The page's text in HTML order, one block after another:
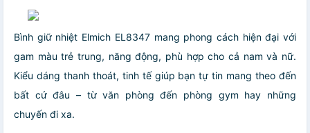
Bình giữ nhiệt Elmich EL8347 mang phong cách hiện đại với
gam màu trẻ trung, năng động, phù hợp cho cả nam và nữ.
Kiểu dáng thanh thoát, tinh tế giúp bạn tự tin mang theo đến
bất cứ đâu – từ văn phòng đến phòng gym hay những
chuyến đi xa.